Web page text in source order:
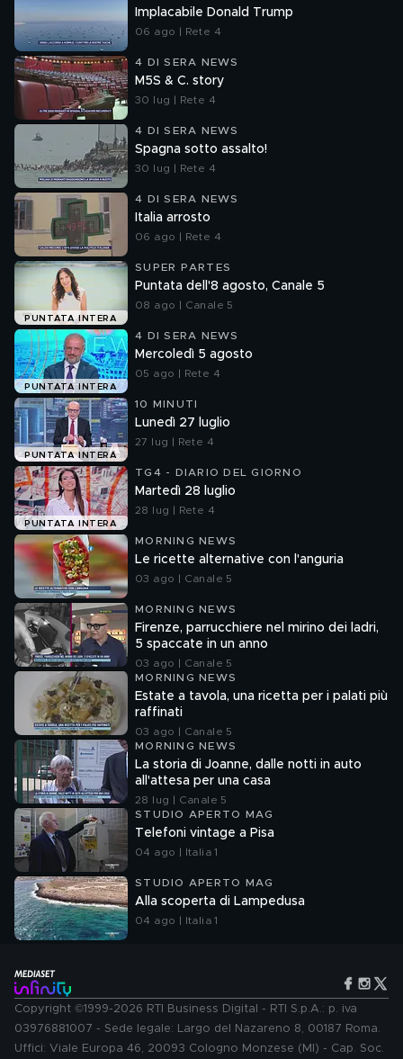
Implacabile Donald Trump
06 ago | Rete 4
4 DI SERA NEWS
M5S & C. story
30 lug | Rete 4
4 DI SERA NEWS
Spagna sotto assalto!
30 lug | Rete 4
4 DI SERA NEWS
Italia arrosto
06 ago | Rete 4
PUNTATA INTERA
SUPER PARTES
Puntata dell'8 agosto, Canale 5
08 ago | Canale 5
PUNTATA INTERA
4 DI SERA NEWS
Mercoledì 5 agosto
05 ago | Rete 4
PUNTATA INTERA
10 MINUTI
Lunedì 27 luglio
27 lug | Rete 4
PUNTATA INTERA
TG4 - DIARIO DEL GIORNO
Martedì 28 luglio
28 lug | Rete 4
MORNING NEWS
Le ricette alternative con l'anguria
03 ago | Canale 5
MORNING NEWS
Firenze, parrucchiere nel mirino dei ladri,
5 spaccate in un anno
03 ago | Canale 5
MORNING NEWS
Estate a tavola, una ricetta per i palati più
raffinati
03 ago | Canale 5
MORNING NEWS
La storia di Joanne, dalle notti in auto
all'attesa per una casa
28 lug | Canale 5
STUDIO APERTO MAG
Telefoni vintage a Pisa
04 ago | Italia 1
STUDIO APERTO MAG
Alla scoperta di Lampedusa
04 ago | Italia 1
Copyright ©1999-2026 RTI Business Digital - RTI S.p.A.: p. iva
03976881007 - Sede legale: Largo del Nazareno 8, 00187 Roma.
Uffici: Viale Europa 46, 20093 Cologno Monzese (MI) - Cap. Soc.